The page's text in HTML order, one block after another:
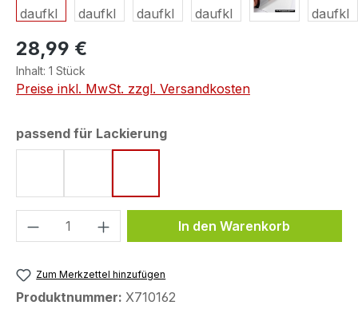
28,99 €
Inhalt: 1 Stück
Preise inkl. MwSt. zzgl. Versandkosten
passend für Lackierungauswählen
Produkt Anzahl: Gib denIn den Warenkorb
Zum Merkzettel hinzufügen
Produktnummer: X710162